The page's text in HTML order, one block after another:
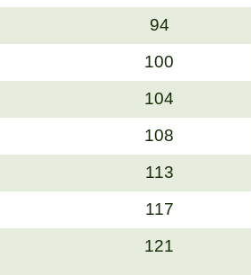
94
100
104
108
113
117
121